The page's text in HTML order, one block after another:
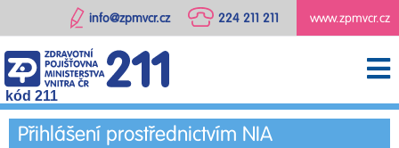
www.zpmvcr.cz
224 211 211
info@zpmvcr.cz
kód 211
Přihlášení prostřednictvím NIA